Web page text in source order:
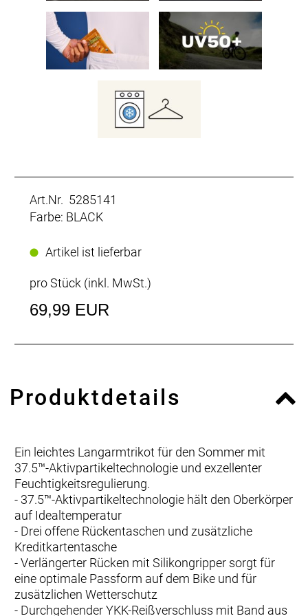
Art.Nr. 5285141
Farbe: BLACK
Artikel ist lieferbar
pro Stück (inkl. MwSt.)
69,99 EUR
Produktdetails
Ein leichtes Langarmtrikot für den Sommer mit
37.5™-Aktivpartikeltechnologie und exzellenter
Feuchtigkeitsregulierung.
- 37.5™-Aktivpartikeltechnologie hält den Oberkörper
auf Idealtemperatur
- Drei offene Rückentaschen und zusätzliche
Kreditkartentasche
- Verlängerter Rücken mit Silikongripper sorgt für
eine optimale Passform auf dem Bike und für
zusätzlichen Wetterschutz
- Durchgehender YKK-Reißverschluss mit Band aus